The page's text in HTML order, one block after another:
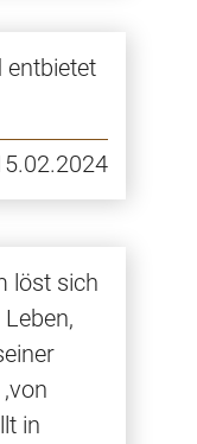
entbietet
löst sich
in